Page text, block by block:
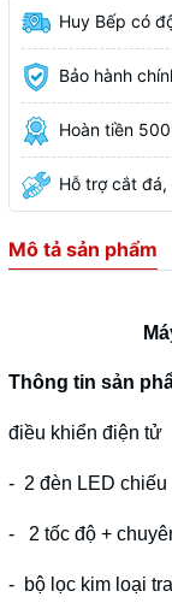
Huy Bếp có
Bảo hành
Hoàn tiền
Hỗ trợ cắt
Mô tả sản phẩm
Thông tin sản
điều khiển điện tử
- 2 đèn LED chiếu
- 2 tốc độ +
- bộ lọc kim loại